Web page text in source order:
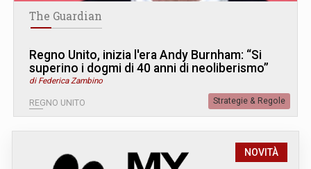
The Guardian
Regno Unito, inizia l'era Andy Burnham: “Si
superino i dogmi di 40 anni di neoliberismo”
di Federica Zambino
REGNO UNITO Strategie & Regole
NOVITÀ